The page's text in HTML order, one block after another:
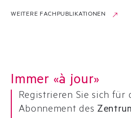
WEITERE FACHPUBLIKATIONEN
Immer «à jour»
Registrieren Sie sich für
Abonnement des